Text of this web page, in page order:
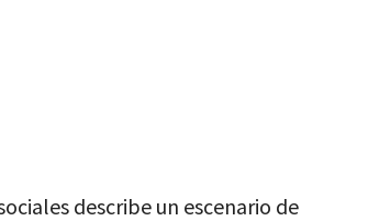
describe un escenario de